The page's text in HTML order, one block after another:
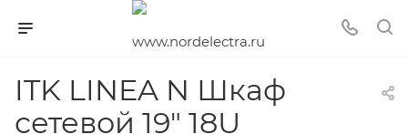
ITK LINEA N Шкаф
сетевой 19" 18U